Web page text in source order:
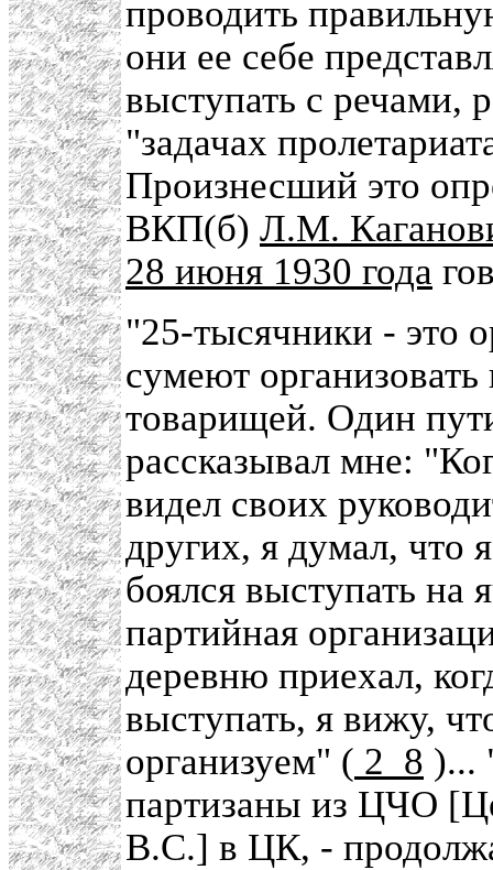
проводить
они ее себе
выступать с речами,
"задачах
Произнесший это
ВКП(б) Л.М.
28 июня 1930 года
"25-тысячники - это
сумеют
товарищей. Один
рассказывал мне:
видел своих
других, я думал, что
боялся выступать на
партийная
деревню приехал,
выступать, я вижу,
организуем" ( 2_8 )...
партизаны из ЦЧО
B.C.] в ЦК, -